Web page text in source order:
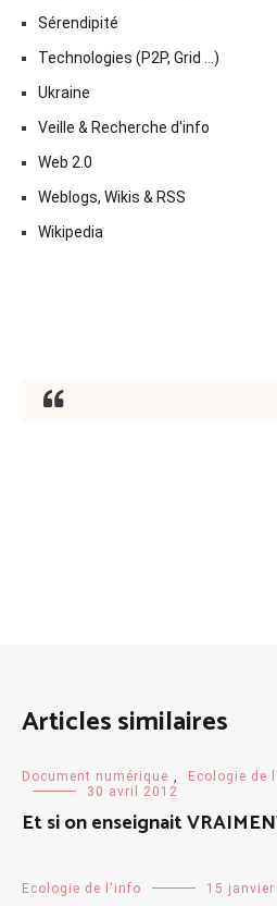
Sérendipité
Technologies (P2P, Grid …)
Ukraine
Veille & Recherche d'info
Web 2.0
Weblogs, Wikis & RSS
Wikipedia
Articles similaires
Document numérique Ecologie de
30 avril 2012
Et si on enseignait
Ecologie de l'info 15 janvier